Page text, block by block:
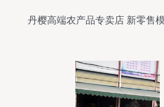
丹樱高端农产品专卖店 新零售